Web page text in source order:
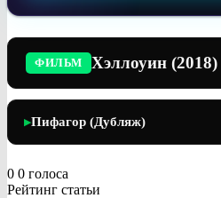
ФИЛЬМ Хэллоуин (2018)
▶Пифагор (Дубляж)
0 0 голоса
Рейтинг статьи